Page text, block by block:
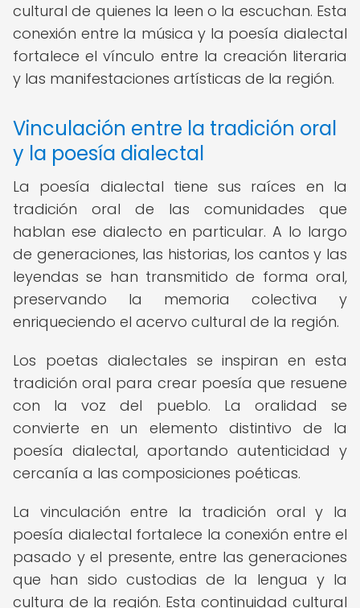
cultural de quienes la leen o la escuchan. Esta
conexión entre la música y la poesía dialectal
fortalece el vínculo entre la creación literaria
y las manifestaciones artísticas de la región.
Vinculación entre la tradición oral
y la poesía dialectal
La poesía dialectal tiene sus raíces en la
tradición oral de las comunidades que
hablan ese dialecto en particular. A lo largo
de generaciones, las historias, los cantos y las
leyendas se han transmitido de forma oral,
preservando la memoria colectiva y
enriqueciendo el acervo cultural de la región.
Los poetas dialectales se inspiran en esta
tradición oral para crear poesía que resuene
con la voz del pueblo. La oralidad se
convierte en un elemento distintivo de la
poesía dialectal, aportando autenticidad y
cercanía a las composiciones poéticas.
La vinculación entre la tradición oral y la
poesía dialectal fortalece la conexión entre el
pasado y el presente, entre las generaciones
que han sido custodias de la lengua y la
cultura de la región. Esta continuidad cultural